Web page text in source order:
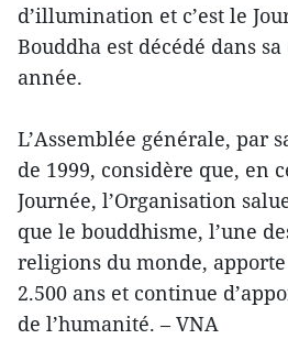
d’illumination et c’est le
Bouddha est décédé dans
année.
L’Assemblée générale, par
de 1999, considère que, en
Journée, l’Organisation
que le bouddhisme, l’une
religions du monde,
2.500 ans et continue
de l’humanité. – VNA